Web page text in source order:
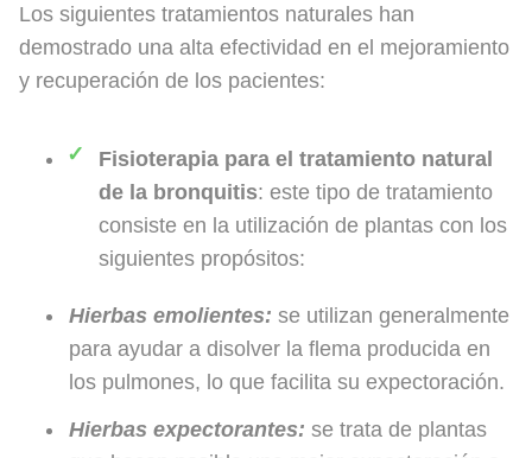
Los siguientes tratamientos naturales han
demostrado una alta efectividad en el mejoramiento
y recuperación de los pacientes:
Fisioterapia para el tratamiento natural
de la bronquitis: este tipo de tratamiento
consiste en la utilización de plantas con los
siguientes propósitos:
Hierbas emolientes: se utilizan generalmente
para ayudar a disolver la flema producida en
los pulmones, lo que facilita su expectoración.
Hierbas expectorantes: se trata de plantas